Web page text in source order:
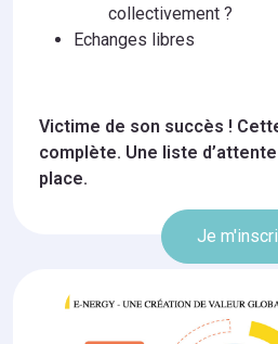
collectivement ?
Echanges libres
Victime de son succès !
complète. Une liste
place.
Je